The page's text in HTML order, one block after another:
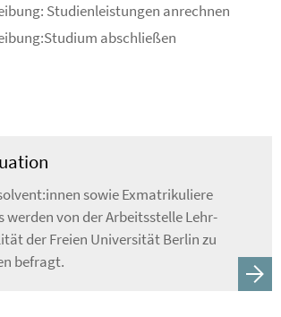
Studienleistungen anrechnen
abschließen
sowie Exmatrikuliere
werden von der Arbeitsstelle Lehr-
der Freien Universität Berlin zu
befragt.